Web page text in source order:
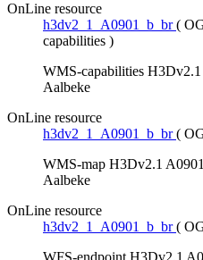
OnLine resource
h3dv2_1_A0901_b_br (
capabilities )
WMS-capabilities
Aalbeke
OnLine resource
h3dv2_1_A0901_b_br (
WMS-map H3Dv2.1
Aalbeke
OnLine resource
h3dv2_1_A0901_b_br (